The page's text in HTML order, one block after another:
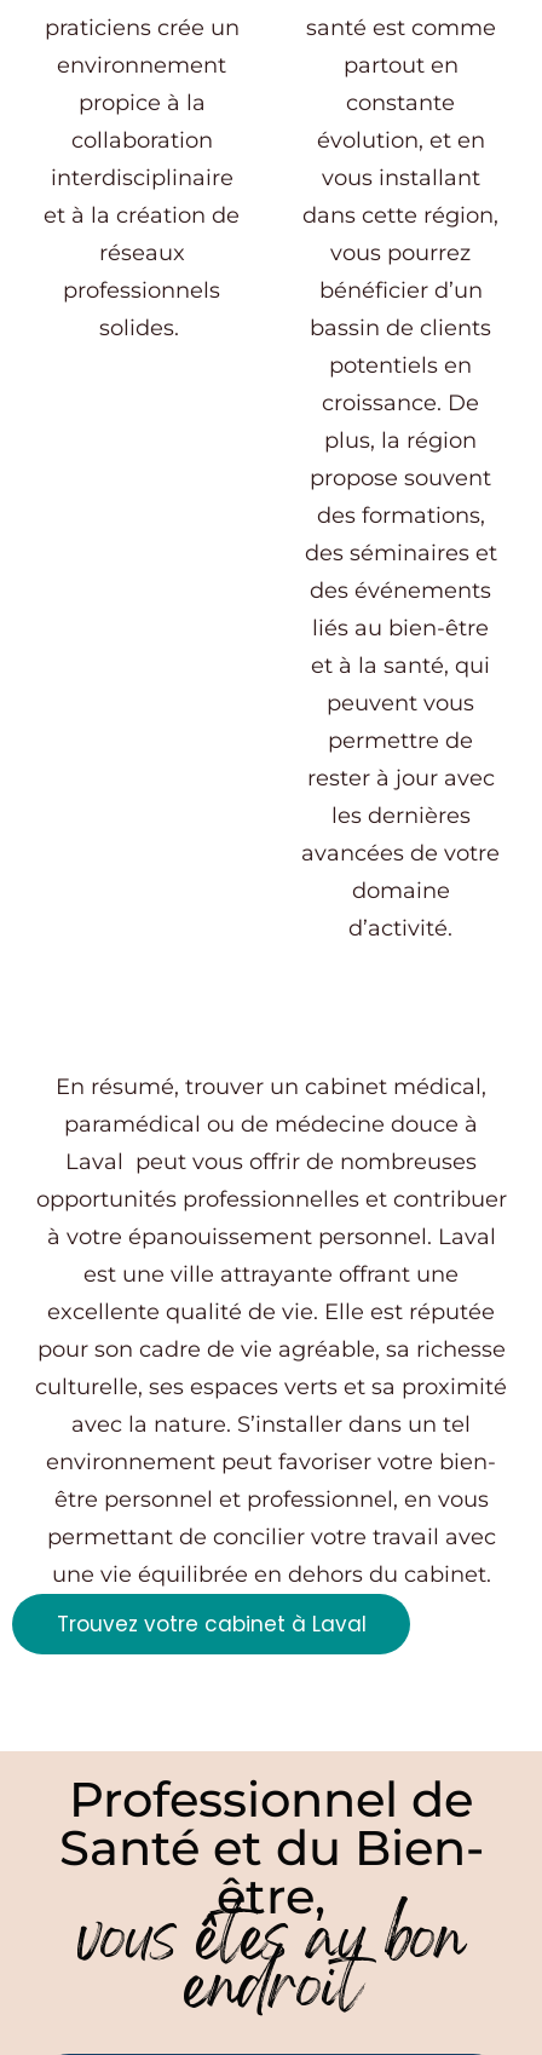
praticiens crée un
environnement
propice à la
collaboration
interdisciplinaire
et à la création de
réseaux
professionnels
solides.
santé est comme
partout en
constante
évolution, et en
vous installant
dans cette région,
vous pourrez
bénéficier d’un
bassin de clients
potentiels en
croissance. De
plus, la région
propose souvent
des formations,
des séminaires et
des événements
liés au bien-être
et à la santé, qui
peuvent vous
permettre de
rester à jour avec
les dernières
avancées de votre
domaine
d’activité.
En résumé, trouver un cabinet médical,
paramédical ou de médecine douce à
Laval peut vous offrir de nombreuses
opportunités professionnelles et contribuer
à votre épanouissement personnel. Laval
est une ville attrayante offrant une
excellente qualité de vie. Elle est réputée
pour son cadre de vie agréable, sa richesse
culturelle, ses espaces verts et sa proximité
avec la nature. S’installer dans un tel
environnement peut favoriser votre bien-
être personnel et professionnel, en vous
permettant de concilier votre travail avec
une vie équilibrée en dehors du cabinet.
Trouvez votre cabinet à Laval
Professionnel de
Santé et du Bien-
être,
vous êtes au bon
endroit